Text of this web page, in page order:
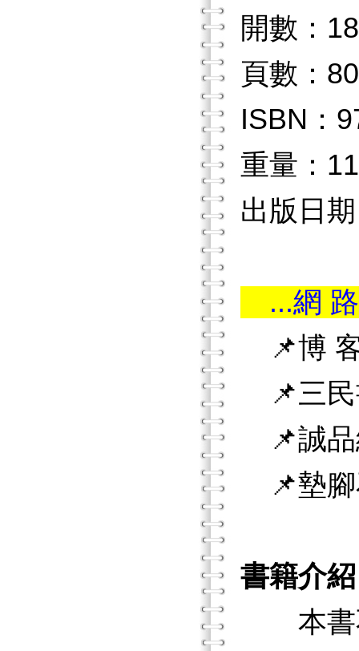
開數：18
頁數：
ISBN：
重量：
出版日
...網
📌博
📌三民
📌誠品
📌墊腳
書籍介紹
本書不